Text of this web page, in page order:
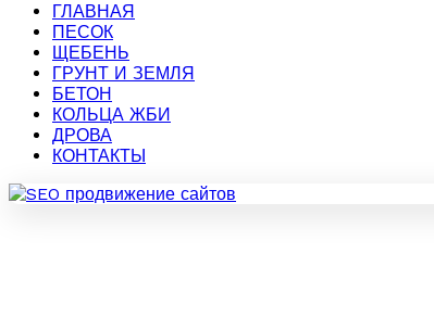
ГЛАВНАЯ
ПЕСОК
ЩЕБЕНЬ
ГРУНТ И ЗЕМЛЯ
БЕТОН
КОЛЬЦА ЖБИ
ДРОВА
КОНТАКТЫ